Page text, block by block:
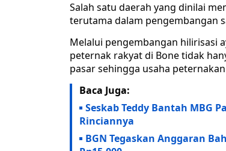
Salah satu daerah yang dinilai
terutama dalam pengembangan
Melalui pengembangan hilirisasi
peternak rakyat di Bone tidak
pasar sehingga usaha
Baca Juga:
Seskab Teddy Bantah MBG
Rinciannya
BGN Tegaskan Anggaran